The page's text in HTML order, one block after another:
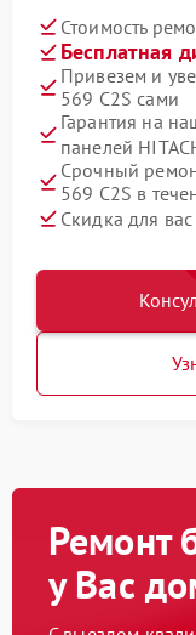
Стоимость
Бесплатная
Привезем и
569 C2S сами
Гарантия на
панелей
Срочный
569 C2S в
Скидка для
Ремонт
у Вас